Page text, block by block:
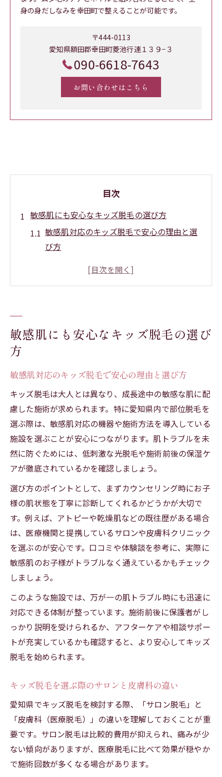
身の身だしなみを幸田町で整えることが可能です。
〒444-0113
愛知県額田郡幸田町菱池行連１３９−３
090-6618-7643
お問い合わせはこちら
目次
敏感肌にも安心なキッズ脱毛の選び方
敏感肌対応のキッズ脱毛で安心の理由と選
び方
キッズ脱毛を選ぶ際のサロンと皮膚科の違
イント
自宅ケアと比較したキッズ脱毛の安全性
愛知県で選ぶキッズ脱毛の基本ポイント
部位脱毛を始める前のキッズ脱毛基礎知識
キッズ脱毛の料金や部位ごとの特徴を解説
愛知県でキッズ脱毛を受ける際の注意事項
医療脱毛とエステ脱毛の選び方ガイド
医療脱毛とエステ脱毛の子供向け特徴解説
注意点
エステ脱毛と皮膚科によるキッズ脱毛の特
徴比較
子供が受ける医療脱毛とエステ脱毛の違い
キッズ脱毛で保護者が気をつけたい選択基
準
男の子にも対応可能な医療キッズ脱毛の実
保護者が知りたいキッズ脱毛の料金相場
キッズ脱毛の料金相場と安心できる予算感
部位脱毛ごとのキッズ脱毛料金の目安解説
キッズ脱毛の料金に影響するポイントとは
料金比較で分かるキッズ脱毛の選択基準
部位別で見るキッズ脱毛のメリットと注意点
部位別キッズ脱毛の特徴と肌への影響
キッズ脱毛の部位ごとのメリットを徹底解
敏感肌にも安心なキッズ脱毛の選び
方
敏感肌対応のキッズ脱毛で安心の理由と選び方
キッズ脱毛は大人とは異なり、成長途中の敏感な肌に配
慮した施術が求められます。特に愛知県内で部位脱毛を
選ぶ際は、敏感肌対応の機器や施術方法を導入している
施設を選ぶことが安心につながります。肌トラブルを未
然に防ぐためには、低刺激な光脱毛や施術前後の保湿ケ
アが徹底されているかを確認しましょう。
選び方のポイントとして、まずカウンセリング時にお子
様の肌状態を丁寧に診断してくれるかどうかが大切で
す。例えば、アトピーや乾燥肌などの既往歴がある場合
は、医療機関と提携しているサロンや皮膚科クリニック
を選ぶのが安心です。口コミや体験談を参考に、実際に
敏感肌のお子様がトラブルなく通えているかもチェック
しましょう。
このような施設では、万が一の肌トラブル時にも迅速に
対応できる体制が整っています。施術前後に保護者がし
っかり説明を受けられるか、アフターケアや相談サポー
トが充実しているかも確認すると、より安心してキッズ
脱毛を始められます。
キッズ脱毛を選ぶ際のサロンと皮膚科の違い
愛知県でキッズ脱毛を検討する際、「サロン脱毛」と
「皮膚科（医療脱毛）」の違いを理解しておくことが重
要です。サロン脱毛は比較的費用が抑えられ、痛みが少
ない傾向がありますが、医療脱毛に比べて効果が穏やか
で施術回数が多くなる場合があります。